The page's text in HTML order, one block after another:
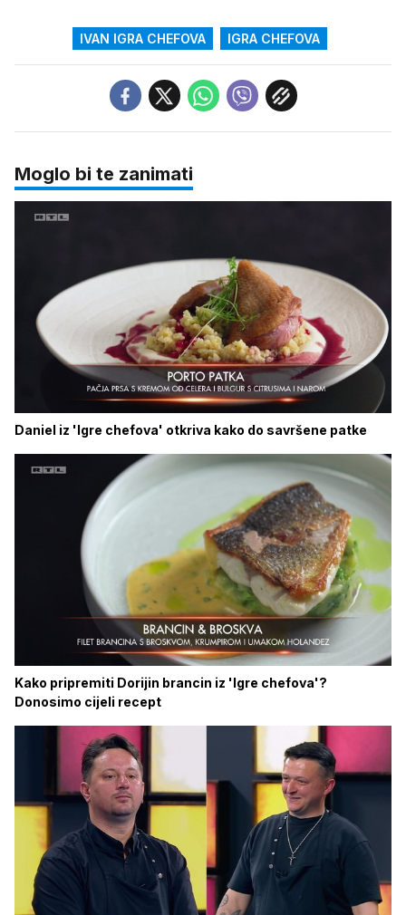
IVAN IGRA CHEFOVA IGRA CHEFOVA
Moglo bi te zanimati
Daniel iz 'Igre chefova' otkriva kako do savršene patke
Kako pripremiti Dorijin brancin iz 'Igre chefova'?
Donosimo cijeli recept